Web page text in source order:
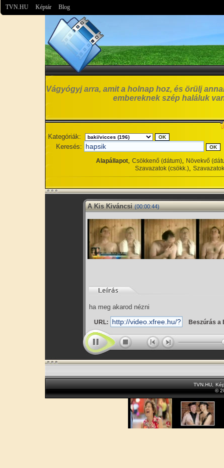
TVN.HU Képtár Blog
Vágyógyj arra, amit a holnap hoz, és örülj
embereknek szép haláluk
Kategóriák:
Keresés:
Alapállapot, Csökkenő (dátum), Növekvő
Szavazatok (csökk.),
A Kis Kiváncsi (00:00:44)
ha meg akarod nézni
URL: Beszúrás a
TVN.HU
©